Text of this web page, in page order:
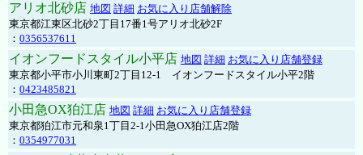
アリオ北砂店 地図 詳細 お気に入り店舗解除
東京都江東区北砂2丁目17番1号アリオ北砂2F
： 0356537611
イオンフードスタイル小平店 地図 詳細 お気に入り店舗登録
東京都小平市小川東町2丁目12-1 イオンフードスタイル小平2階
： 0423485821
小田急OX狛江店 地図 詳細 お気に入り店舗登録
東京都狛江市元和泉1丁目2-1小田急OX狛江店2階
： 0354977031